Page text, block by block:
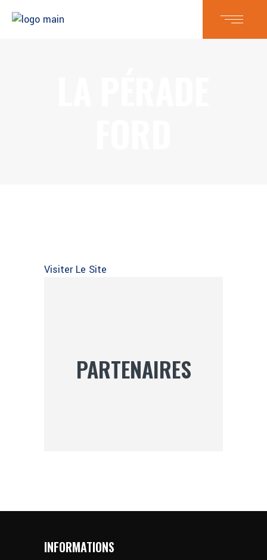
Visiter Le Site
PARTENAIRES
INFORMATIONS